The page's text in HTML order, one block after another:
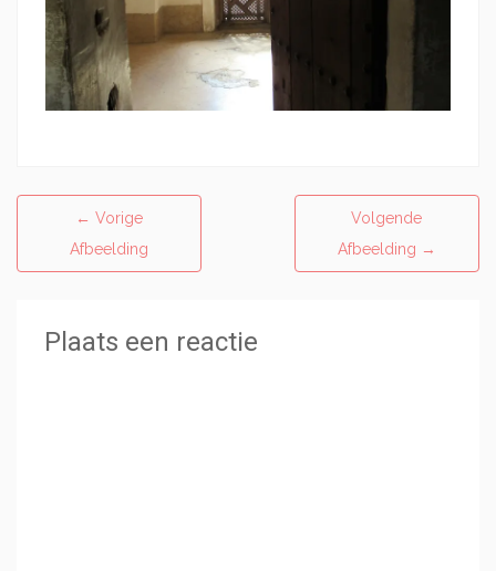
← Vorige
Afbeelding
Volgende
Afbeelding →
Plaats een reactie